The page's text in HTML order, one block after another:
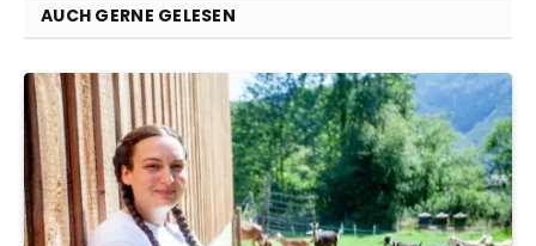
AUCH GERNE GELESEN